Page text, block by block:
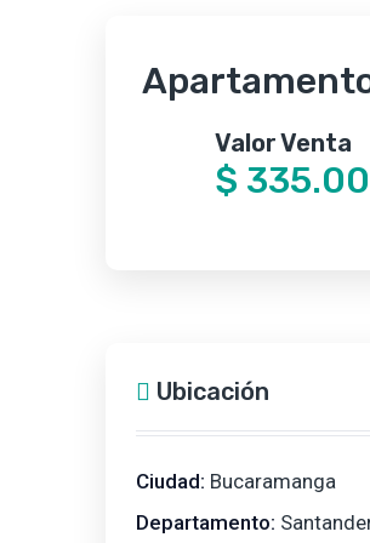
Valor Venta
$
Ubicación
Ciudad: Bucaramanga
Departamento: